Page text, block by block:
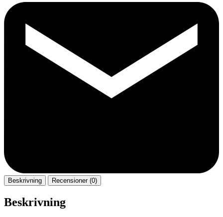
Beskrivning Recensioner (0)
Beskrivning